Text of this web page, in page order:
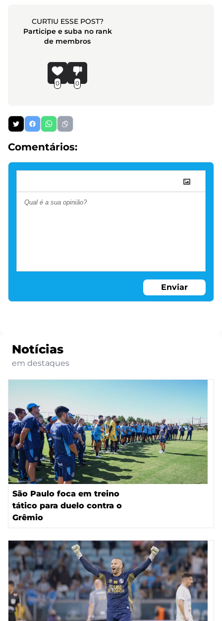
CURTIU ESSE POST?
Participe e suba no rank
de membros
0 0
Comentários:
Enviar
Notícias
em destaques
São Paulo foca em treino
tático para duelo contra o
Grêmio